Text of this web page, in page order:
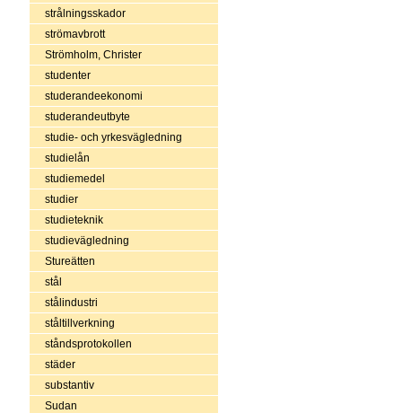
strålningsskador
strömavbrott
Strömholm, Christer
studenter
studerandeekonomi
studerandeutbyte
studie- och yrkesvägledning
studielån
studiemedel
studier
studieteknik
studievägledning
Stureätten
stål
stålindustri
ståltillverkning
ståndsprotokollen
städer
substantiv
Sudan